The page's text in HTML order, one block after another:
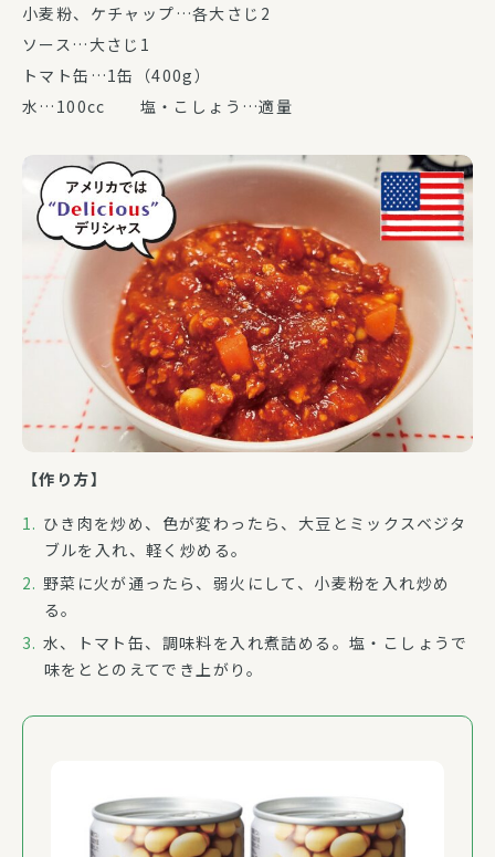
小麦粉、ケチャップ…各大さじ2
ソース…大さじ1
トマト缶…1缶（400g）
水…100cc 塩・こしょう…適量
【作り方】
ひき肉を炒め、色が変わったら、大豆とミックスベジタ
ブルを入れ、軽く炒める。
野菜に火が通ったら、弱火にして、小麦粉を入れ炒め
る。
水、トマト缶、調味料を入れ煮詰める。塩・こしょうで
味をととのえてでき上がり。